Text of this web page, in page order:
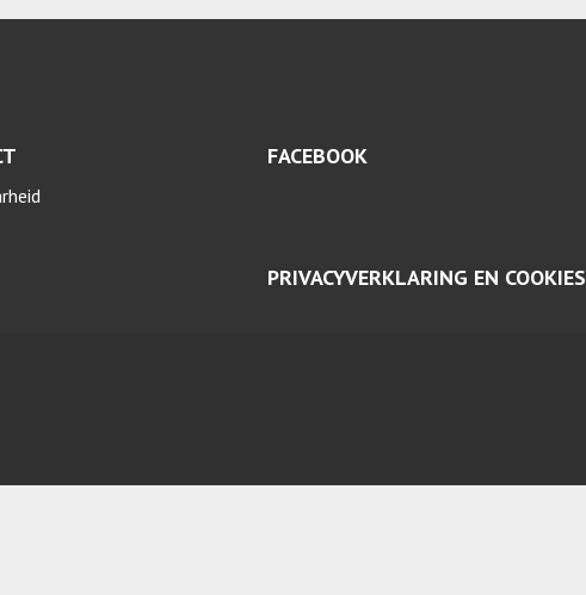
FACEBOOK
PRIVACYVERKLARING EN COOKIES